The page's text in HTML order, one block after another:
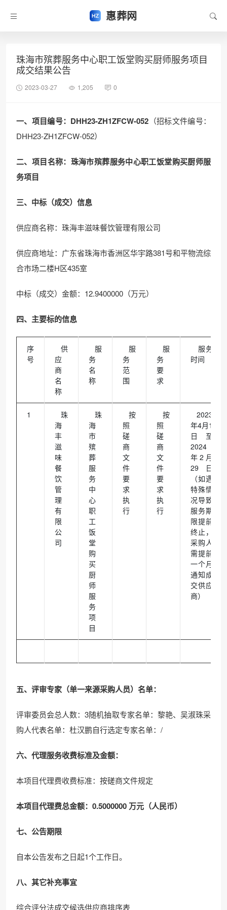
惠葬网
珠海市殡葬服务中心职工饭堂购买厨师服务项目
成交结果公告
2023-03-27 1,205 0
一、项目编号：DHH23-ZH1ZFCW-052 （招标文件编号：
DHH23-ZH1ZFCW-052）
二、项目名称：珠海市殡葬服务中心职工饭堂购买厨师服
务项目
三、中标（成交）信息
供应商名称：珠海丰滋味餐饮管理有限公司
供应商地址：广东省珠海市香洲区华宇路381号和平物流综
合市场二楼H区435室
中标（成交）金额：12.9400000（万元）
四、主要标的信息
序
号
供
应
商
名
称
服
务
名
称
服
务
范
围
服
务
要
求
服务
时间
1
珠
海
丰
滋
味
餐
饮
管
理
有
限
公
司
珠
海
市
殡
葬
服
务
中
心
职
工
饭
堂
购
买
厨
师
服
务
项
目
按
照
磋
商
文
件
要
求
执
行
按
照
磋
商
文
件
要
求
执
行
2023
年4月1
日至
2024
年2月
29日
（如遇
特殊情
况导致
服务期
限提前
终止，
采购人
需提前
一个月
通知成
交供应
商）
五、评审专家（单一来源采购人员）名单：
评审委员会总人数：3随机抽取专家名单：黎艳、吴淑珠采
购人代表名单：杜汉鹏自行选定专家名单：/
六、代理服务收费标准及金额：
本项目代理费收费标准：按磋商文件规定
本项目代理费总金额：0.5000000 万元（人民币）
七、公告期限
自本公告发布之日起1个工作日。
八、其它补充事宜
综合评分法成交候选供应商排序表